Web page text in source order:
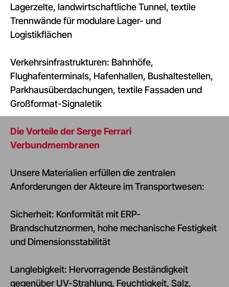
Lagerzelte, landwirtschaftliche Tunnel, textile
Trennwände für modulare Lager- und
Logistikflächen
Verkehrsinfrastrukturen: Bahnhöfe,
Flughafenterminals, Hafenhallen, Bushaltestellen,
Parkhausüberdachungen, textile Fassaden und
Großformat-Signaletik
Die Vorteile der Serge Ferrari
Verbundmembranen
Unsere Materialien erfüllen die zentralen
Anforderungen der Akteure im Transportwesen:
Sicherheit: Konformität mit ERP-
Brandschutznormen, hohe mechanische Festigkeit
und Dimensionsstabilität
Langlebigkeit: Hervorragende Beständigkeit
gegenüber UV-Strahlung, Feuchtigkeit, Salz,